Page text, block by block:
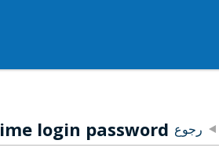
رجوع login password